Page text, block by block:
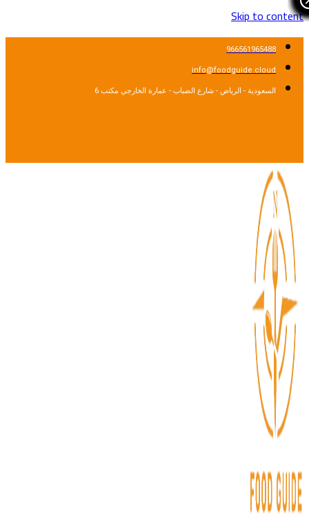
Skip to
966561965488
info@foodguide.cloud
السعودية - الرياض - شارع الضباب - عمارة الخارجي مكتب 6